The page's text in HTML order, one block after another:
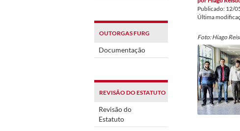
OUTORGAS FURG
Documentação
REVISÃO DO ESTATUTO
Revisão do
Estatuto
Publicado: 12/
Última
Foto: Hiago